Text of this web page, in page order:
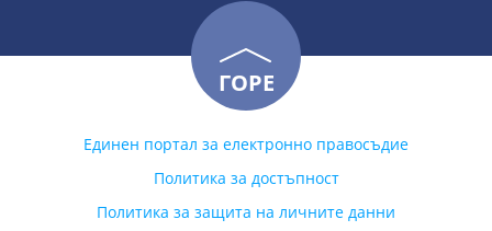
ГОРЕ
Единен портал за електронно правосъдие
Политика за достъпност
Политика за защита на личните данни